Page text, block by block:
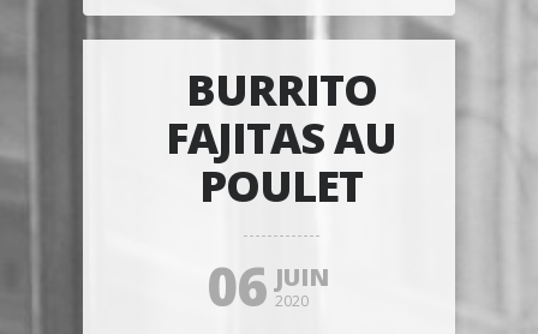
BURRITO
FAJITAS AU
POULET
06 JUIN
2020